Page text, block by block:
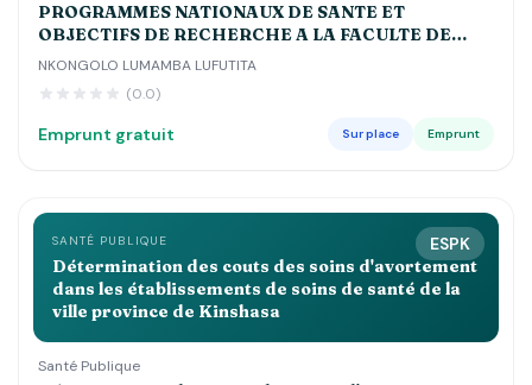
PROGRAMMES NATIONAUX DE SANTE ET
OBJECTIFS DE RECHERCHE A LA FACULTE DE
MEDECINE A LUNIVERSITE DE KINSHASA
NKONGOLO LUMAMBA LUFUTITA
(0.0)
Emprunt gratuit Sur place Emprunt
ESPK
SANTÉ PUBLIQUE
Détermination des couts des soins d'avortement
dans les établissements de soins de santé de la
ville province de Kinshasa
Santé Publique